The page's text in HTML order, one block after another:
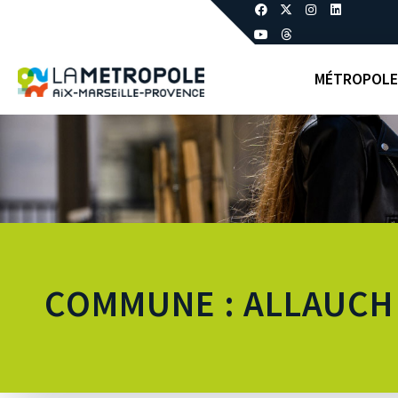
MÉTROPOLE
COMMUNE : ALLAUCH